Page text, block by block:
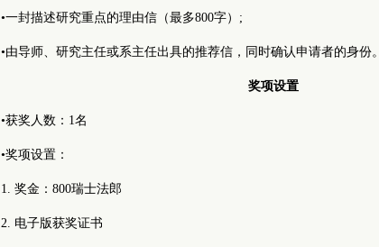
•一封描述研究重点的理由信（最多800字）;
•由导师、研究主任或系主任出具的推荐信，同时确认申请者的身份。
奖项设置
•获奖人数：1名
•奖项设置：
1. 奖金：800瑞士法郎
2. 电子版获奖证书